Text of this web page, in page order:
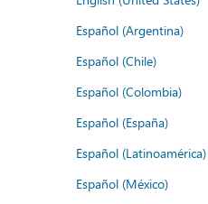
Español (Argentina)
Español (Chile)
Español (Colombia)
Español (España)
Español (Latinoamérica)
Español (México)